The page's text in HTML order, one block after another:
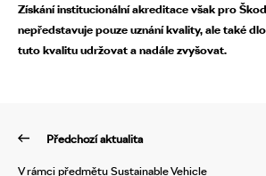
Získání institucionální akreditace však pro
nepředstavuje pouze uznání kvality, ale také
tuto kvalitu udržovat a nadále zvyšovat.
Předchozí aktualita
V rámci předmětu Sustainable Vehicle